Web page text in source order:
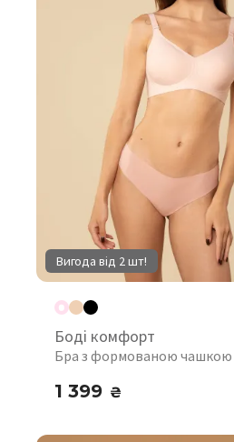
Вигода від 2 шт!
Боді комфорт
Бра з формованою чашкою
1 399 ₴